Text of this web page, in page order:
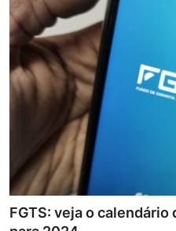
Home
UOL Email Entrar
UOL ADS
Uol pt Bate Papo Gratis
Mundo
Economia
Dólar Cotação de Hoje
FGTS: veja o